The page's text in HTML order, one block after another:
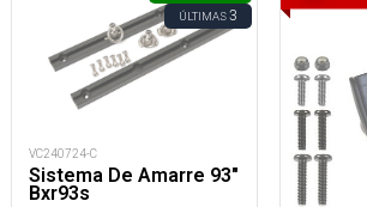
ÚLTIMAS3
VC240724-C
Sistema De Amarre 93″
Bxr93s